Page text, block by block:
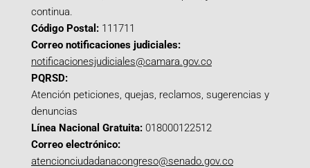
continua.
Código Postal: 111711
Correo notificaciones judiciales:
notificacionesjudiciales@camara.gov.co
PQRSD:
Atención peticiones, quejas, reclamos, sugerencias y
denuncias
Línea Nacional Gratuita: 018000122512
Correo electrónico:
atencionciudadanacongreso@senado.gov.co